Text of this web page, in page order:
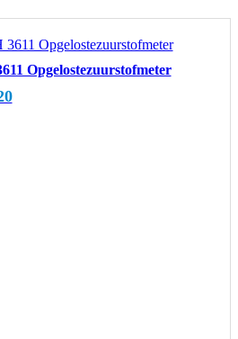
Opgelostezuurstofmeter